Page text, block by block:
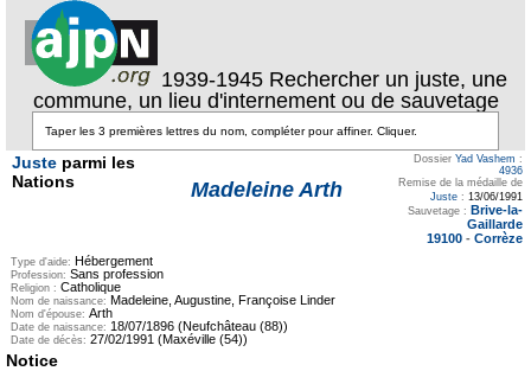
1939-1945 Rechercher un juste, une
commune, un lieu d'internement ou de sauvetage
Juste parmi les
Nations
Madeleine Arth
Dossier Yad Vashem :
4936
Remise de la médaille de
Juste : 13/06/1991
Sauvetage : Brive-la-
Gaillarde
19100 - Corrèze
Type d'aide: Hébergement
Profession: Sans profession
Religion : Catholique
Nom de naissance: Madeleine, Augustine, Françoise Linder
Nom d'épouse: Arth
Date de naissance: 18/07/1896 (Neufchâteau (88))
Date de décès: 27/02/1991 (Maxéville (54))
Notice